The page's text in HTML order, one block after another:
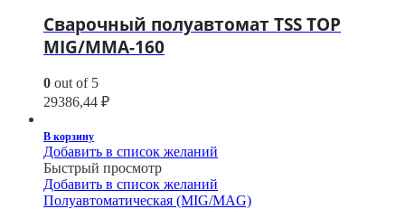
Сварочный полуавтомат TSS TOP
MIG/MMA-160
0 out of 5
29386,44 ₽
В корзину
Добавить в список желаний
Быстрый просмотр
Добавить в список желаний
Полуавтоматическая (MIG/MAG)